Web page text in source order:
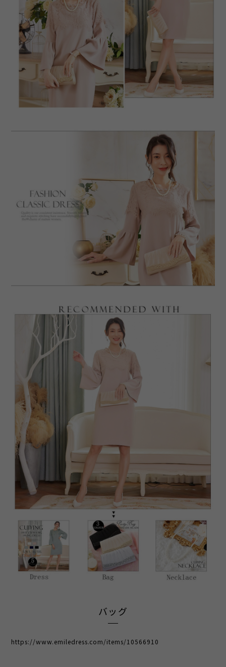
バッグ
https://www.emiledress.com/items/10566910